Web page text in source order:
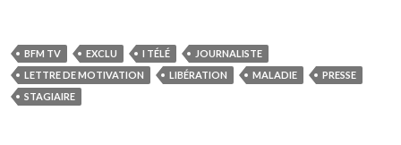
BFM TV EXCLU I TÉLÉ
JOURNALISTE
LETTRE DE MOTIVATION
LIBÉRATION MALADIE
PRESSE
STAGIAIRE